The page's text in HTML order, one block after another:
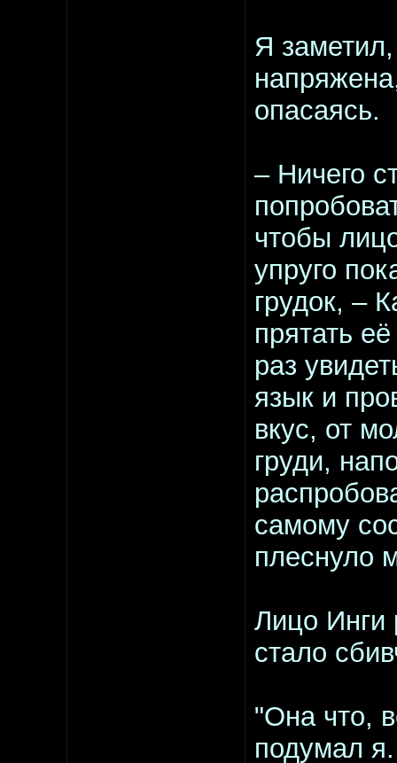
Я
опасаясь.
– Ничего
чтобы
упруго
грудок, –
прятать
раз
язык и
вкус, от
груди,
самому
плеснуло
Лицо Инги
стало
"Она что,
подумал